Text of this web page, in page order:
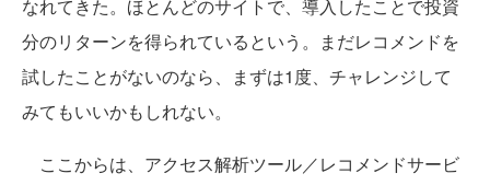
なれてきた。ほとんどのサイトで、導入したことで投資
分のリターンを得られているという。まだレコメンドを
試したことがないのなら、まずは1度、チャレンジして
みてもいいかもしれない。
ここからは、アクセス解析ツール／レコメンドサービ